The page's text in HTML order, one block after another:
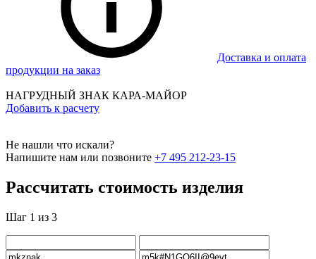
Доставка и оплата
продукции на заказ
НАГРУДНЫЙ ЗНАК КАРА-МАЙОР
Добавить к расчету
Не нашли что искали?
Напишите нам или позвоните +7 495 212-23-15
Рассчитать стоимость изделия
Шаг 1 из 3